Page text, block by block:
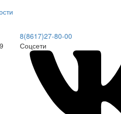
8(8617)27-80-00
Соцсети